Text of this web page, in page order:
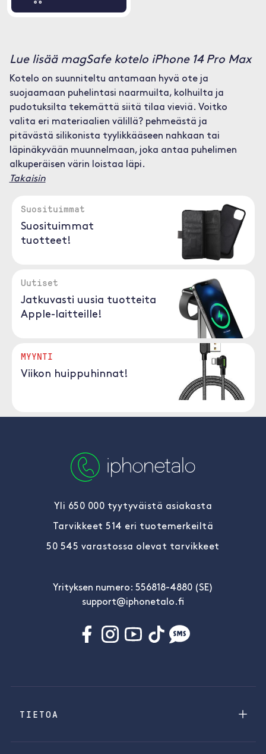
Lue lisää magSafe kotelo iPhone 14 Pro Max
Kotelo on suunniteltu antamaan hyvä ote ja
suojaamaan puhelintasi naarmuilta, kolhuilta ja
pudotuksilta tekemättä siitä tilaa vieviä. Voitko
valita eri materiaalien välillä? pehmeästä ja
pitävästä silikonista tyylikkääseen nahkaan tai
läpinäkyvään muunnelmaan, joka antaa puhelimen
alkuperäisen värin loistaa läpi.
Takaisin
Suosituimmat
Suosituimmat
tuotteet!
Uutiset
Jatkuvasti uusia tuotteita
Apple-laitteille!
MYYNTI
Viikon huippuhinnat!
Yli 650 000 tyytyväistä asiakasta
Tarvikkeet 514 eri tuotemerkeiltä
50 545 varastossa olevat tarvikkeet
Yrityksen numero: 556818-4880 (SE)
support@iphonetalo.fi
TIETOA